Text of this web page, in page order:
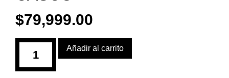
$79,999.00
Añadir al carrito